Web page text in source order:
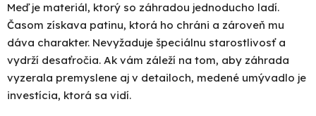
Meď je materiál, ktorý so záhradou jednoducho ladí.
Časom získava patinu, ktorá ho chráni a zároveň mu
dáva charakter. Nevyžaduje špeciálnu starostlivosť a
vydrží desaťročia. Ak vám záleží na tom, aby záhrada
vyzerala premyslene aj v detailoch, medené umývadlo je
investícia, ktorá sa vidí.